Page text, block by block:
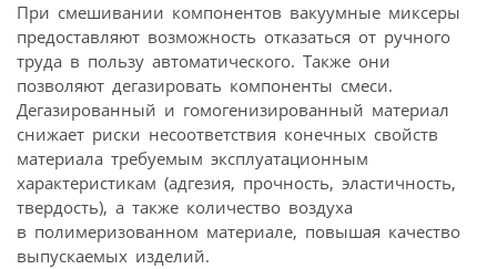
При смешивании компонентов вакуумные миксеры
предоставляют возможность отказаться от ручного
труда в пользу автоматического. Также они
позволяют дегазировать компоненты смеси.
Дегазированный и гомогенизированный материал
снижает риски несоответствия конечных свойств
материала требуемым эксплуатационным
характеристикам (адгезия, прочность, эластичность,
твердость), а также количество воздуха
в полимеризованном материале, повышая качество
выпускаемых изделий.